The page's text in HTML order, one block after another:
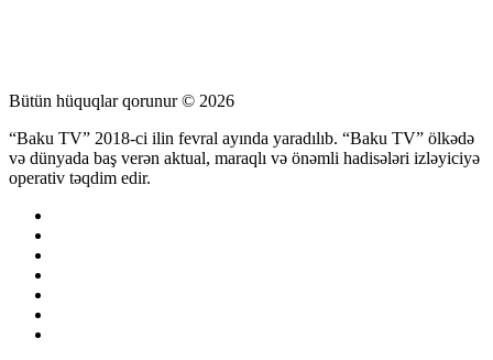
Bütün hüquqlar qorunur © 2026
“Baku TV” 2018-ci ilin fevral ayında yaradılıb. “Baku TV” ölkədə
və dünyada baş verən aktual, maraqlı və önəmli hadisələri izləyiciyə
operativ təqdim edir.